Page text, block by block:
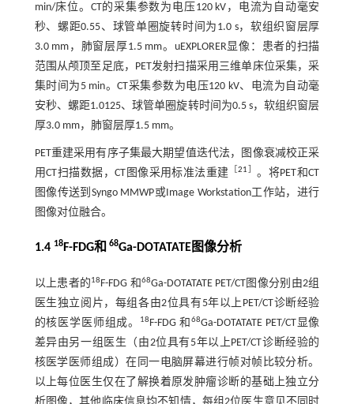
min/床位。CT的采集参数为电压120 kV，电流为自动毫安
秒、螺距0.55、球管单圈旋转时间为1.0 s，软组织窗层厚
3.0 mm，肺窗层厚1.5 mm。uEXPLORER显像：患者的扫描
范围从颅顶至足底，PET发射扫描采用三维单床位采集，采
集时间为5 min。CT采集参数为电压120 kV、电流为自动毫
安秒、螺距1.0125、球管单圈旋转时间为0.5 s，软组织窗层
厚3.0 mm，肺窗层厚1.5 mm。
PET重建采用有序子集最大期望值迭代法，图像衰减校正采
用CT扫描数据，CT图像采用标准法重建 ［21
。将PET和CT
图像传送到Syngo MMWP或Image Workstation工作站，进行
图像对位融合。
1.4 18F-FDG和68Ga-DOTATATE图像分析
以上患者的18 F-FDG 和68Ga-DOTATATE PET/CT图像分别由2组
医生独立阅片，每组各由2位具有5年以上PET/CT诊断经验
的核医学医师组成。
18 F-FDG 和 68Ga-DOTATATE PET/CT显像
差异由另一组医生（由2位具有5年以上PET/CT诊断经验的
核医学医师组成）在同一电脑屏幕进行帧对帧比较分析。
以上每位医生仅在了解换着原发肿瘤诊断的基础上独立分